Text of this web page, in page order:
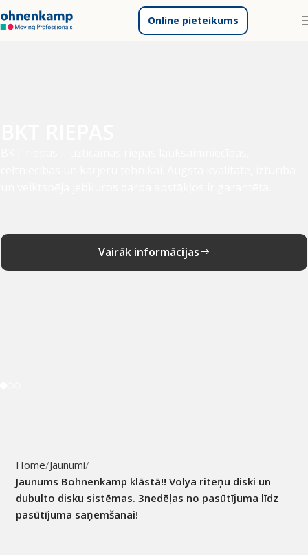
Online pieteikums
Vairāk informācijas
Home Jaunumi
Jaunums Bohnenkamp klāstā!! Volya riteņu diski un
dubulto disku sistēmas. 3nedēļas no pasūtījuma līdz
pasūtījuma saņemšanai!